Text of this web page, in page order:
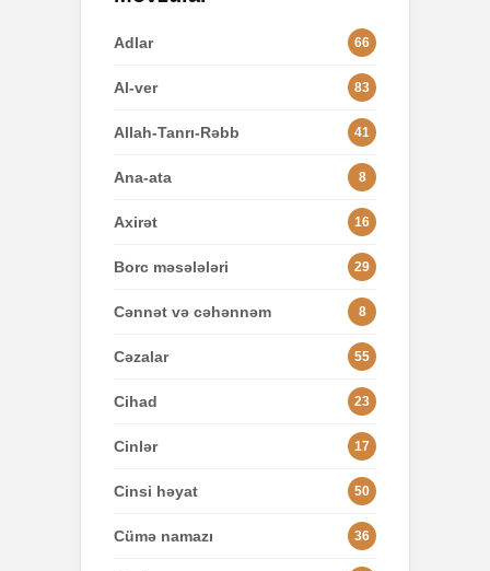
Adlar 66
Al-ver 83
Allah-Tanrı-Rəbb 41
Ana-ata 8
Axirət 16
Borc məsələləri 29
Cənnət və cəhənnəm 8
Cəzalar 55
Cihad 23
Cinlər 17
Cinsi həyat 50
Cümə namazı 36